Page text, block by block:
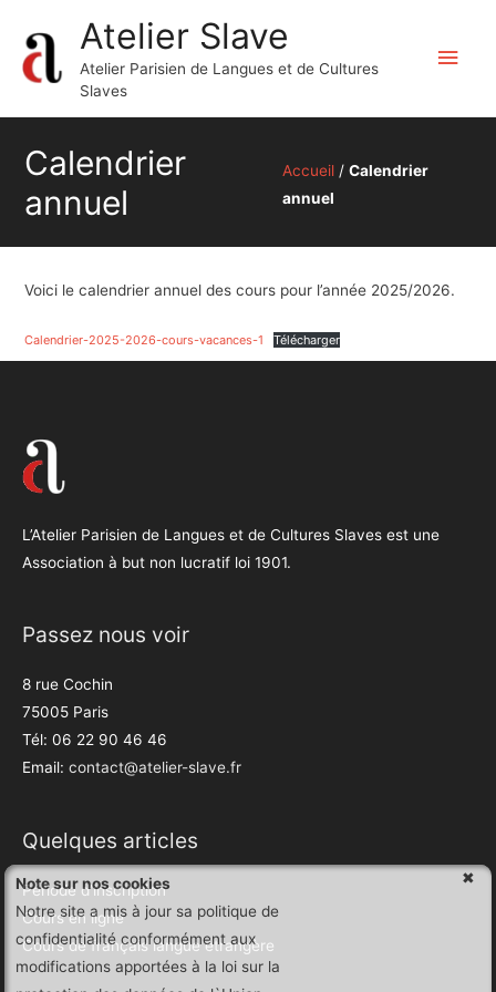
Atelier Slave
Atelier Parisien de Langues et de Cultures
Slaves
Calendrier
annuel
Accueil/ Calendrier
annuel
Voici le calendrier annuel des cours pour l’année 2025/2026.
Calendrier-2025-2026-cours-vacances-1 Télécharger
L’Atelier Parisien de Langues et de Cultures Slaves est une
Association à but non lucratif loi 1901.
Passez nous voir
8 rue Cochin
75005 Paris
Tél: 06 22 90 46 46
Email: contact@atelier-slave.fr
Quelques articles
Période d’inscription
Cours en ligne
Cours de français langue étrangère
Note sur nos cookies
Notre site a mis à jour sa politique de
confidentialité conformément aux
modifications apportées à la loi sur la